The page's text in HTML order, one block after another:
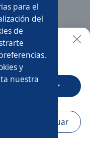
para el
del
de
y
nuestra
Favoritos
de seguros
al cliente
la app
Abrir
Continuar